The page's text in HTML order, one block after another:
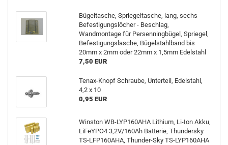
Bügeltasche, Spriegeltasche, lang, sechs
Befestigungslöcher - Beschlag,
Wandmontage für Persenningbügel, Spriegel,
Befestigungslasche, Bügelstahlband bis
20mm x 2mm oder 22mm x 1,5mm Edelstahl
7,50 EUR
Tenax-Knopf Schraube, Unterteil, Edelstahl,
4,2 x 10
0,95 EUR
Winston WB-LYP160AHA Lithium, Li-Ion Akku,
LiFeYPO4 3,2V/160Ah Batterie, Thundersky
TS-LFP160AHA, Thunder-Sky TS-LYP160AHA